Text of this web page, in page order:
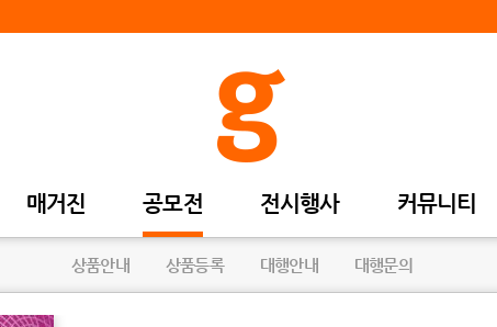
매거진 공모전 전시행사 커뮤니티
상품안내 상품등록 대행안내 대행문의